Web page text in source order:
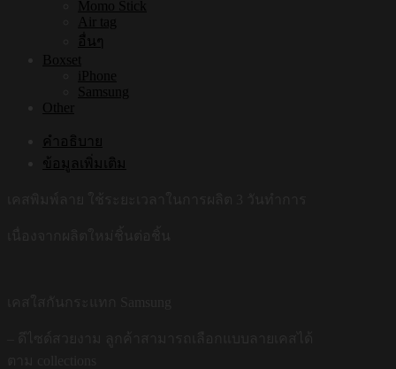
Momo Stick
Air tag
อื่นๆ
Boxset
iPhone
Samsung
Other
คำอธิบาย
ข้อมูลเพิ่มเติม